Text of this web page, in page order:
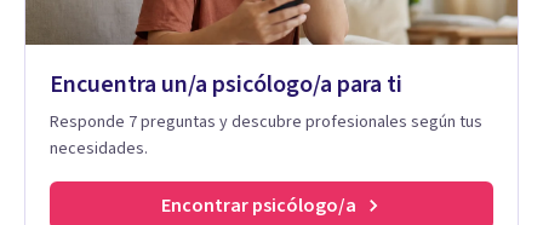
Encuentra un/a psicólogo/a para ti
Responde 7 preguntas y descubre profesionales según tus
necesidades.
Encontrar psicólogo/a